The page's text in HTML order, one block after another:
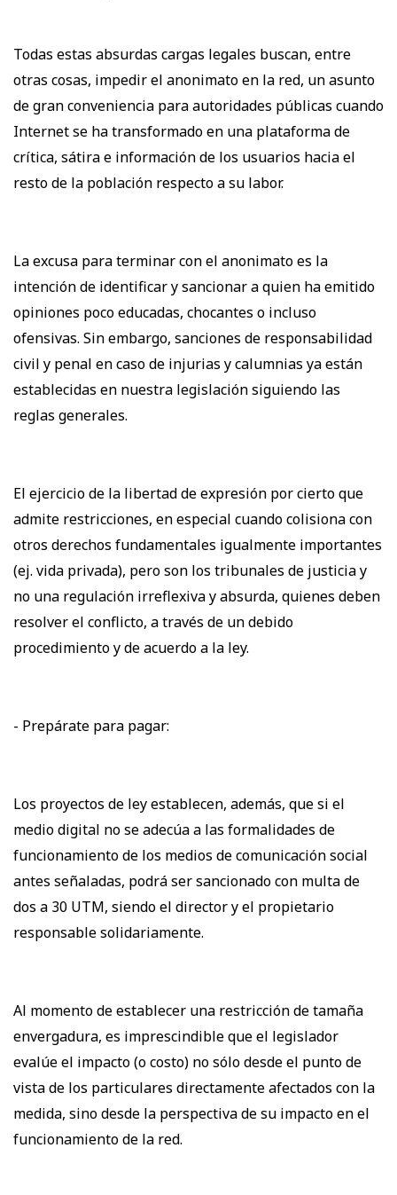
Todas estas absurdas cargas legales buscan, entre
otras cosas, impedir el anonimato en la red, un asunto
de gran conveniencia para autoridades públicas cuando
Internet se ha transformado en una plataforma de
crítica, sátira e información de los usuarios hacia el
resto de la población respecto a su labor.
La excusa para terminar con el anonimato es la
intención de identificar y sancionar a quien ha emitido
opiniones poco educadas, chocantes o incluso
ofensivas. Sin embargo, sanciones de responsabilidad
civil y penal en caso de injurias y calumnias ya están
establecidas en nuestra legislación siguiendo las
reglas generales.
El ejercicio de la libertad de expresión por cierto que
admite restricciones, en especial cuando colisiona con
otros derechos fundamentales igualmente importantes
(ej. vida privada), pero son los tribunales de justicia y
no una regulación irreflexiva y absurda, quienes deben
resolver el conflicto, a través de un debido
procedimiento y de acuerdo a la ley.
- Prepárate para pagar:
Los proyectos de ley establecen, además, que si el
medio digital no se adecúa a las formalidades de
funcionamiento de los medios de comunicación social
antes señaladas, podrá ser sancionado con multa de
dos a 30 UTM, siendo el director y el propietario
responsable solidariamente.
Al momento de establecer una restricción de tamaña
envergadura, es imprescindible que el legislador
evalúe el impacto (o costo) no sólo desde el punto de
vista de los particulares directamente afectados con la
medida, sino desde la perspectiva de su impacto en el
funcionamiento de la red.